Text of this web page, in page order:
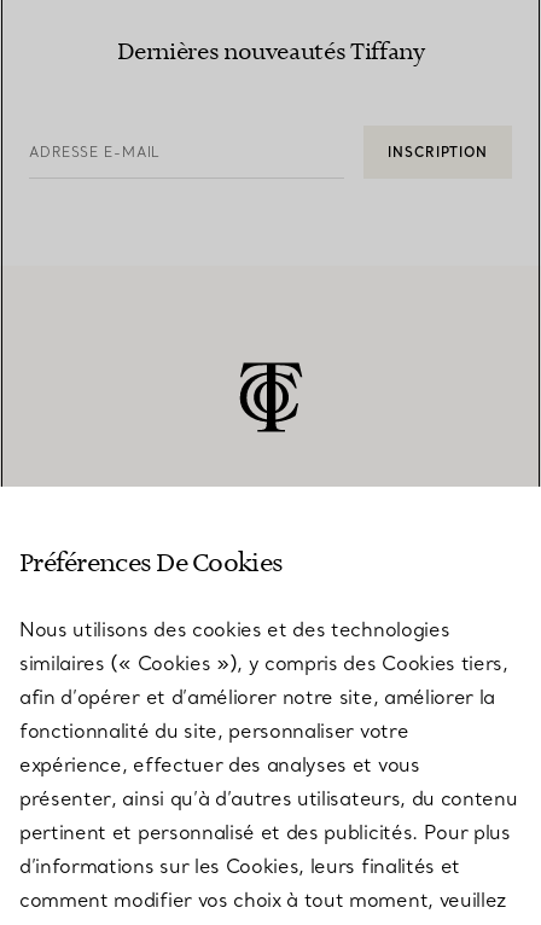
Dernières nouveautés Tiffany
ADRESSE E-MAIL INSCRIPTION
SERVICES
À PROPOS
QUESTIONS LÉGALES
Préférences De Cookies
Nous utilisons des cookies et des technologies
similaires (« Cookies »), y compris des Cookies tiers,
afin d’opérer et d’améliorer notre site, améliorer la
fonctionnalité du site, personnaliser votre
expérience, effectuer des analyses et vous
présenter, ainsi qu’à d’autres utilisateurs, du contenu
pertinent et personnalisé et des publicités. Pour plus
d’informations sur les Cookies, leurs finalités et
comment modifier vos choix à tout moment, veuillez